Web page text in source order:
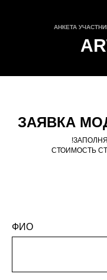
АНКЕТА
ЗАЯВКА
СТОИМОСТЬ
ФИО